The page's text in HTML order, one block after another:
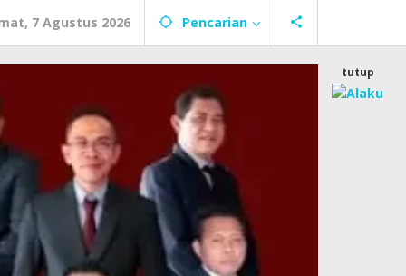
7 Agustus 2026 Pencarian
tutup